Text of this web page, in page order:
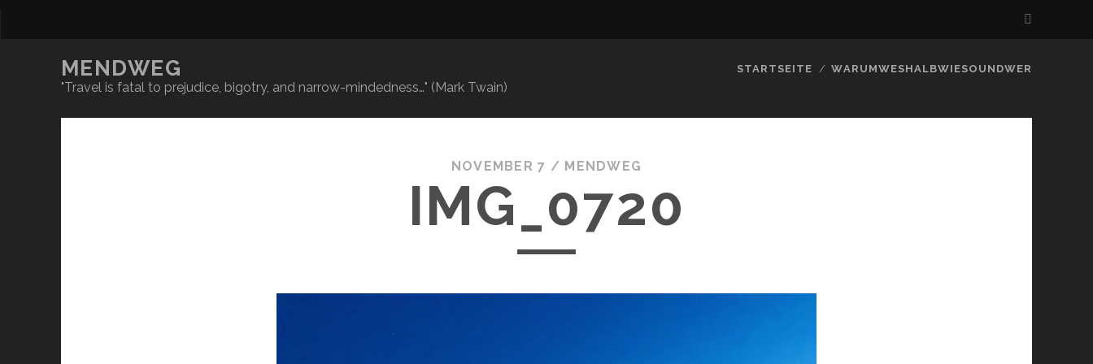
MENDWEG
"Travel is fatal to prejudice, bigotry, and narrow-mindedness…" (Mark Twain)
STARTSEITE WARUMWESHALBWIESOUNDWER
NOVEMBER 7 / MENDWEG
IMG_0720